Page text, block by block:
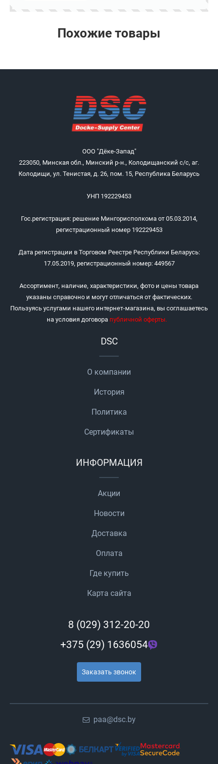
Похожие товары
ООО "Дёке-Запад"
223050, Минская обл., Минский р-н., Колодищанский с/с, аг.
Колодищи, ул. Тенистая, д. 26, пом. 15, Республика Беларусь
УНП 192229453
Гос.регистрация: решение Мингорисполкома от 05.03.2014,
регистрационный номер 192229453
Дата регистрации в Торговом Реестре Республики Беларусь:
17.05.2019, регистрационный номер: 449567
Ассортимент, наличие, характеристики, фото и цены товара
указаны справочно и могут отличаться от фактических.
Пользуясь услугами нашего интернет-магазина, вы соглашаетесь
на условия договора публичной оферты.
DSC
О компании
История
Политика
Сертификаты
ИНФОРМАЦИЯ
Акции
Новости
Доставка
Оплата
Где купить
Карта сайта
8 (029) 312-20-20
+375 (29) 1636054
Заказать звонок
paa@dsc.by